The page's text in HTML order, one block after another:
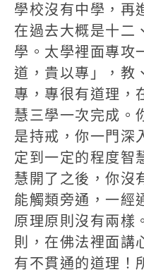
學校沒有中學，再
在過去大概是十二
學。太學裡面專攻
道，貴以專」，教
專，專很有道理，
慧三學一次完成。
是持戒，你一門深
定到一定的程度智
慧開了之後，你沒
能觸類旁通，一經
原理原則沒有兩樣
則，在佛法裡面講
有不貫通的道理！